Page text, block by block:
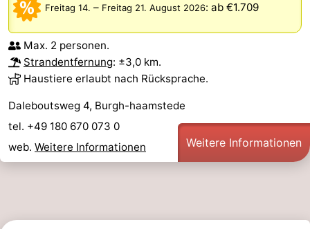
Spielplätze
-
Indoor-
Spielplätze
-
Bowling
-
Minigolfplätze
Wellness-
Zentren
Dörfer
&
Natur
Freitag 14. – Freitag 21. August 2026: ab €1.709
Max. 2 personen.
Strandentfernung: ±3,0 km.
Haustiere erlaubt nach Rücksprache.
Daleboutsweg 4, Burgh-haamstede
tel. +49 180 670 073 0
web. Weitere Informationen Weitere Informationen